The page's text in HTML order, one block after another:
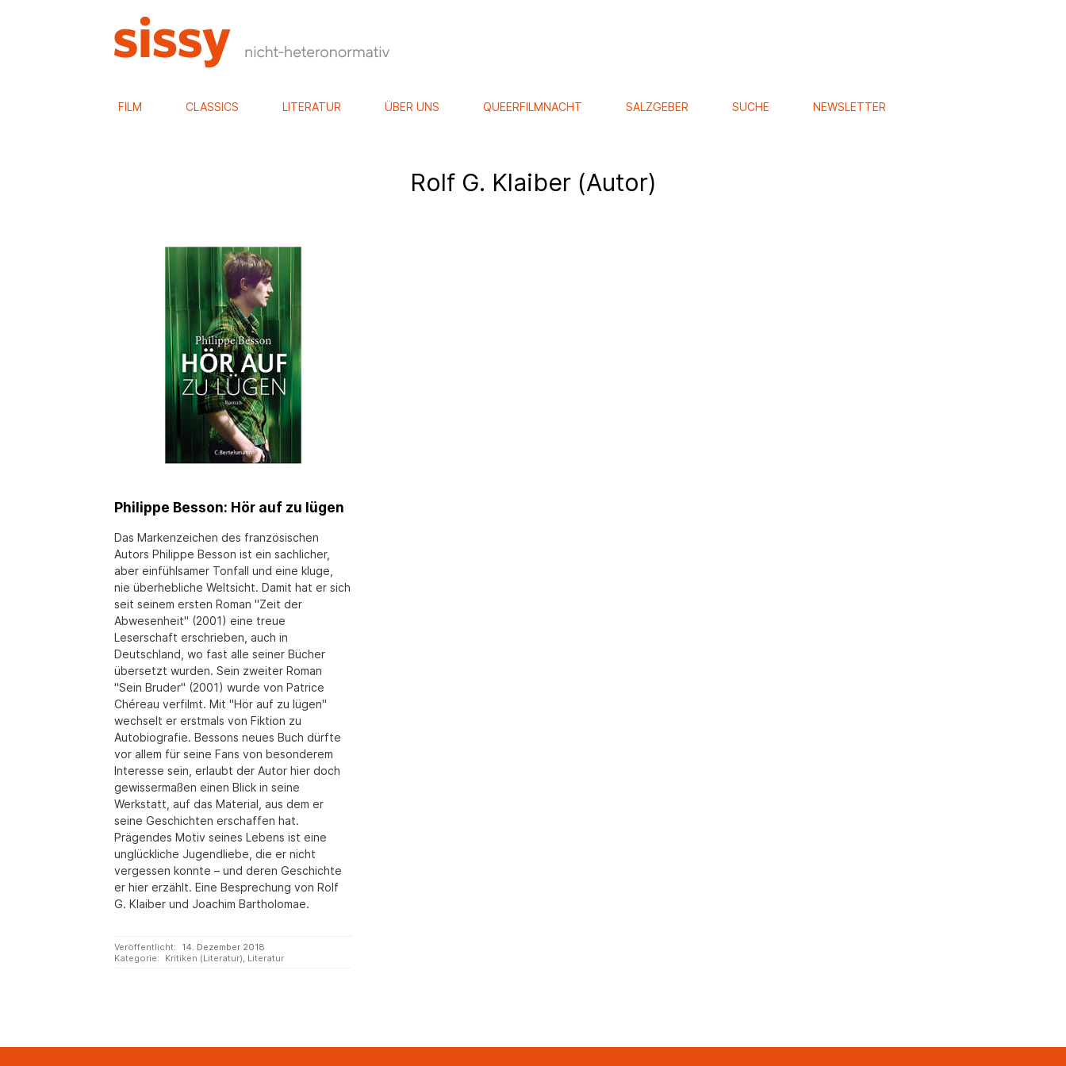
FILM CLASSICS LITERATUR ÜBER UNS QUEERFILMNACHT SALZGEBER SUCHE NEWSLETTER
Rolf G. Klaiber (Autor)
Philippe Besson: Hör auf zu lügen
Das Markenzeichen des französischen
Autors Philippe Besson ist ein sachlicher,
aber einfühlsamer Tonfall und eine kluge,
nie überhebliche Weltsicht. Damit hat er sich
seit seinem ersten Roman "Zeit der
Abwesenheit" (2001) eine treue
Leserschaft erschrieben, auch in
Deutschland, wo fast alle seiner Bücher
übersetzt wurden. Sein zweiter Roman
"Sein Bruder" (2001) wurde von Patrice
Chéreau verfilmt. Mit "Hör auf zu lügen"
wechselt er erstmals von Fiktion zu
Autobiografie. Bessons neues Buch dürfte
vor allem für seine Fans von besonderem
Interesse sein, erlaubt der Autor hier doch
gewissermaßen einen Blick in seine
Werkstatt, auf das Material, aus dem er
seine Geschichten erschaffen hat.
Prägendes Motiv seines Lebens ist eine
unglückliche Jugendliebe, die er nicht
vergessen konnte – und deren Geschichte
er hier erzählt. Eine Besprechung von Rolf
G. Klaiber und Joachim Bartholomae.
Veröffentlicht:
14. Dezember 2018
Kategorie:
Kritiken (Literatur) Literatur